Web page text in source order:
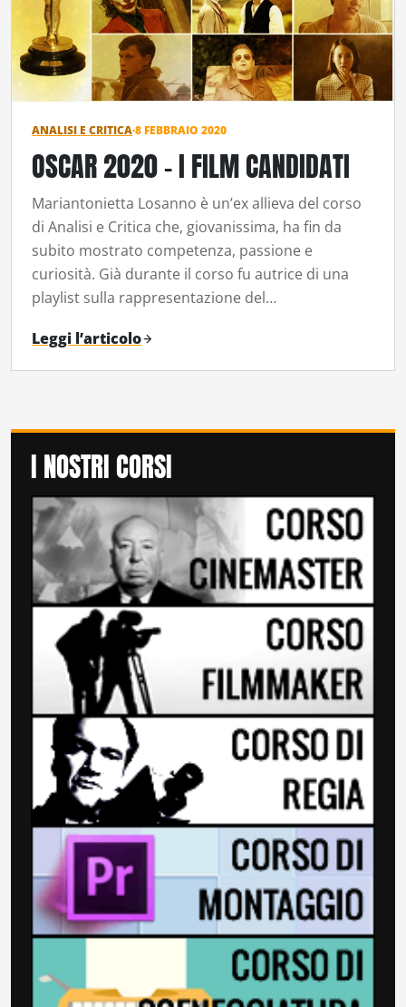
ANALISI E CRITICA·8 FEBBRAIO 2020
OSCAR 2020 – I FILM CANDIDATI
Mariantonietta Losanno è un’ex allieva del corso
di Analisi e Critica che, giovanissima, ha fin da
subito mostrato competenza, passione e
curiosità. Già durante il corso fu autrice di una
playlist sulla rappresentazione del…
Leggi l’articolo
I NOSTRI CORSI